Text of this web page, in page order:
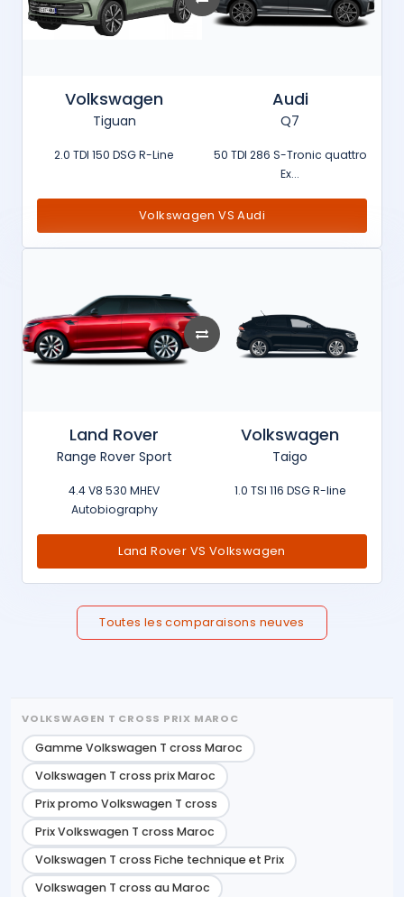
Volkswagen
Tiguan
2.0 TDI 150 DSG R-Line
Audi
Q7
50 TDI 286 S-Tronic quattro
Ex...
Volkswagen VS Audi
Land Rover
Range Rover Sport
4.4 V8 530 MHEV
Autobiography
Volkswagen
Taigo
1.0 TSI 116 DSG R-line
Land Rover VS Volkswagen
Toutes les comparaisons neuves
VOLKSWAGEN T CROSS PRIX MAROC
Gamme Volkswagen T cross Maroc
Volkswagen T cross prix Maroc
Prix promo Volkswagen T cross
Prix Volkswagen T cross Maroc
Volkswagen T cross Fiche technique et Prix
Volkswagen T cross au Maroc